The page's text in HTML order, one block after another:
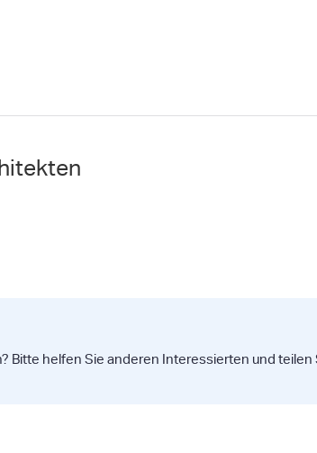
Bitte helfen Sie anderen Interessierten und